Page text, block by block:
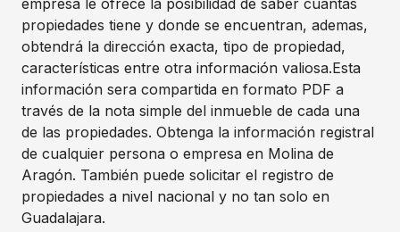
empresa le ofrece la posibilidad de saber cuantas
propiedades tiene y donde se encuentran, ademas,
obtendrá la dirección exacta, tipo de propiedad,
características entre otra información valiosa.Esta
información sera compartida en formato PDF a
través de la nota simple del inmueble de cada una
de las propiedades. Obtenga la información registral
de cualquier persona o empresa en Molina de
Aragón. También puede solicitar el registro de
propiedades a nivel nacional y no tan solo en
Guadalajara.